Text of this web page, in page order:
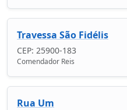
Travessa São Fidélis
CEP: 25900-183
Comendador Reis
Rua Um